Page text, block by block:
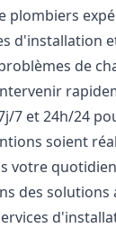
plombiers
d'installation
de
7 et 24h/24
soient
votre
des solutions